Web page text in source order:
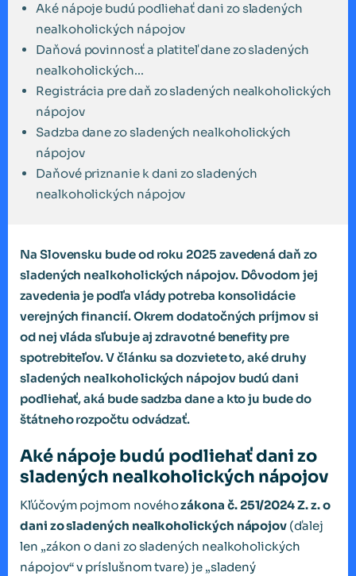
Aké nápoje budú podliehať dani zo sladených
nealkoholických nápojov
Daňová povinnosť a platiteľ dane zo sladených
nealkoholických...
Registrácia pre daň zo sladených nealkoholických
nápojov
Sadzba dane zo sladených nealkoholických
nápojov
Daňové priznanie k dani zo sladených
nealkoholických nápojov
Na Slovensku bude od roku 2025 zavedená daň zo
sladených nealkoholických nápojov. Dôvodom jej
zavedenia je podľa vlády potreba konsolidácie
verejných financií. Okrem dodatočných príjmov si
od nej vláda sľubuje aj zdravotné benefity pre
spotrebiteľov. V článku sa dozviete to, aké druhy
sladených nealkoholických nápojov budú dani
podliehať, aká bude sadzba dane a kto ju bude do
štátneho rozpočtu odvádzať.
Aké nápoje budú podliehať dani zo
sladených nealkoholických nápojov
Kľúčovým pojmom novéhozákona č. 251/2024 Z. z. o
dani zo sladených nealkoholických nápojov (ďalej
len „zákon o dani zo sladených nealkoholických
nápojov“ v príslušnom tvare) je „sladený